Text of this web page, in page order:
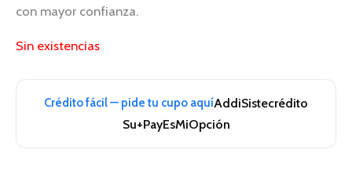
con mayor confianza.
Sin existencias
Crédito fácil — pide tu cupo aquíAddiSistecrédito
Su+PayEsMiOpción